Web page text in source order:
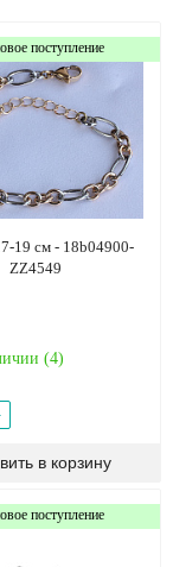
поступление
19 см - 18b04900-
ZZ4549
(4)
поступление